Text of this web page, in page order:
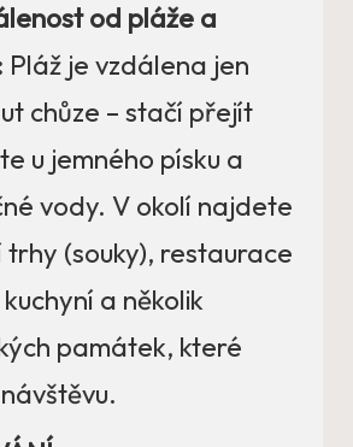
od pláže a
Pláž je vzdálena jen
chůze – stačí přejít
u jemného písku a
vody. V okolí najdete
(souky), restaurace
a několik
památek, které